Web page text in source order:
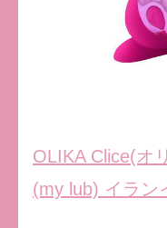
OLIKA Clice(オ
(my lub) イラン